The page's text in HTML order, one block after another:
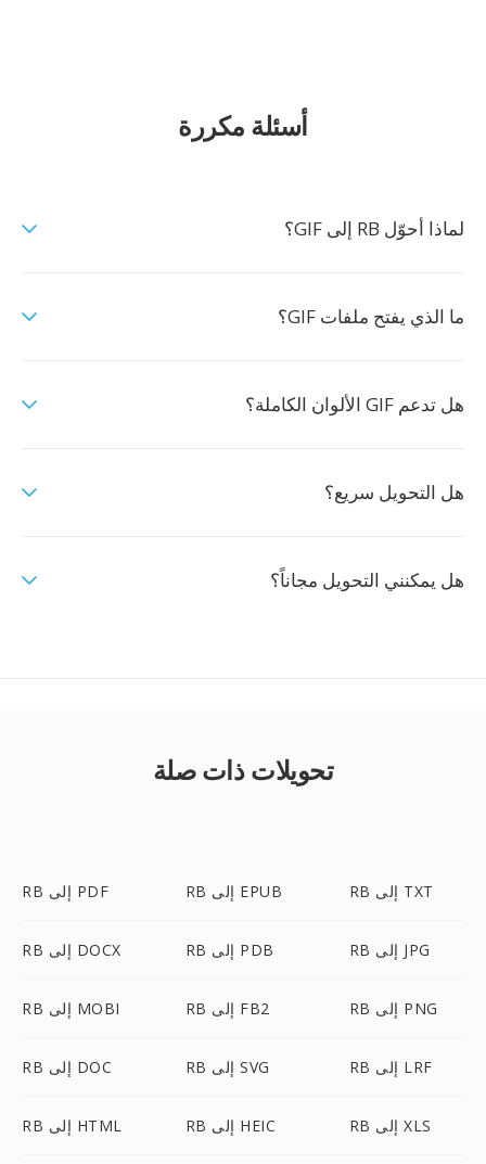
أسئلة مكررة
لماذا أحوّل RB إلى GIF؟
ما الذي يفتح ملفات GIF؟
هل تدعم GIF الألوان الكاملة؟
هل التحويل سريع؟
هل يمكنني التحويل مجاناً؟
تحويلات ذات صلة
RB إلى PDF RB إلى EPUB RB إلى TXT
RB إلى DOCX RB إلى PDB RB إلى JPG
RB إلى MOBI RB إلى FB2 RB إلى PNG
RB إلى DOC RB إلى SVG RB إلى LRF
RB إلى HTML RB إلى HEIC RB إلى XLS